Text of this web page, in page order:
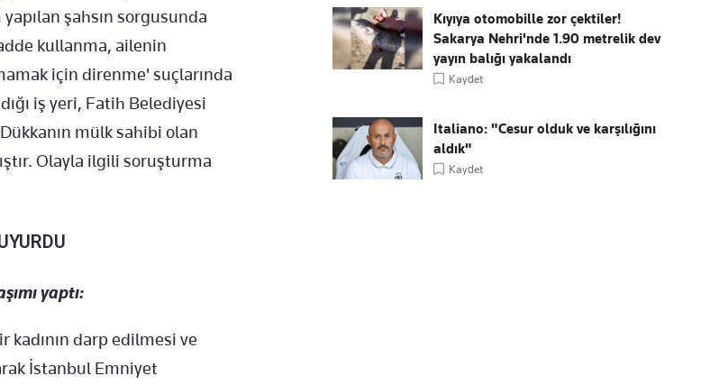
şahsın sorgusunda
kullanma, ailenin
için direnme' suçlarında
iş yeri, Fatih Belediyesi
mülk sahibi olan
Olayla ilgili soruşturma
yaptı:
kadının darp edilmesi ve
İstanbul Emniyet
Kıyıya otomobille zor çektiler!
Sakarya Nehri'nde 1.90 metrelik dev
yayın balığı yakalandı
Kaydet
Italiano: "Cesur olduk ve karşılığını
aldık"
Kaydet